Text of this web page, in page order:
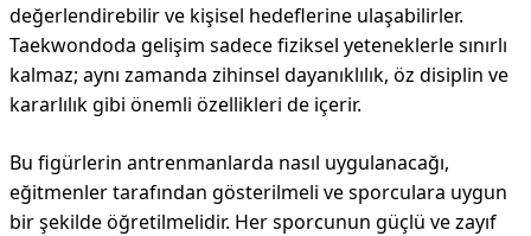
değerlendirebilir ve kişisel hedeflerine ulaşabilirler.
Taekwondoda gelişim sadece fiziksel yeteneklerle sınırlı
kalmaz; aynı zamanda zihinsel dayanıklılık, öz disiplin ve
kararlılık gibi önemli özellikleri de içerir.
Bu figürlerin antrenmanlarda nasıl uygulanacağı,
eğitmenler tarafından gösterilmeli ve sporculara uygun
bir şekilde öğretilmelidir. Her sporcunun güçlü ve zayıf